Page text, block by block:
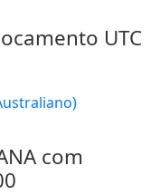
UTC
com